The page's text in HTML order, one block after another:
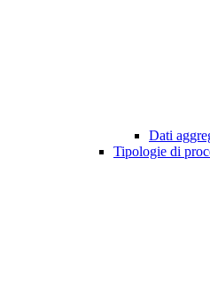
Dati
Tipologie di